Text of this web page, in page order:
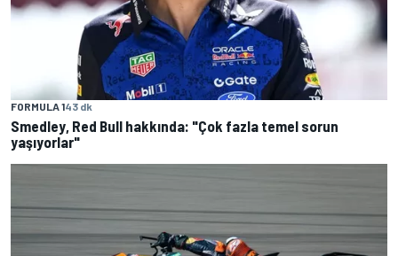
FORMULA 143 dk
Smedley, Red Bull hakkında: "Çok fazla temel sorun
yaşıyorlar"